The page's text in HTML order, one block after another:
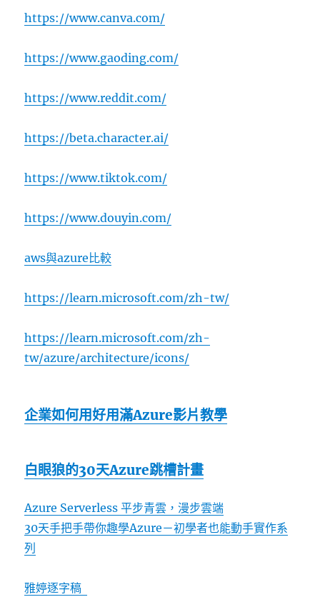
https://www.canva.com/
https://www.gaoding.com/
https://www.reddit.com/
https://beta.character.ai/
https://www.tiktok.com/
https://www.douyin.com/
aws與azure比較
https://learn.microsoft.com/zh-tw/
https://learn.microsoft.com/zh-
tw/azure/architecture/icons/
企業如何用好用滿Azure影片教學
白眼狼的30天Azure跳槽計畫
Azure Serverless 平步青雲，漫步雲端
30天手把手帶你趣學Azure－初學者也能動手實作系
列
雅婷逐字稿